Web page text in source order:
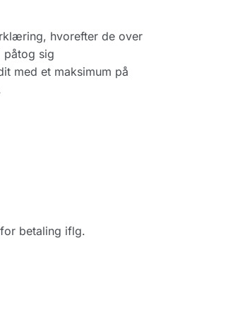
hvorefter de over
påtog sig
med et maksimum på
betaling iflg.